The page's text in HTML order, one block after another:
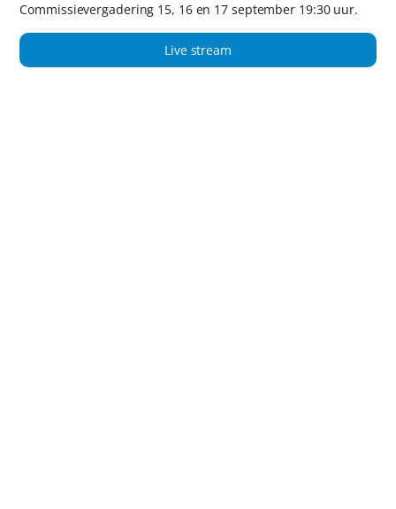
Commissievergadering 15, 16 en 17 september 19:30 uur.
Live stream